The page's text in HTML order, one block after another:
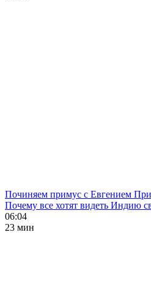
Починяем примус с Евгением
Почему все хотят видеть Индию
06:04
23 мин